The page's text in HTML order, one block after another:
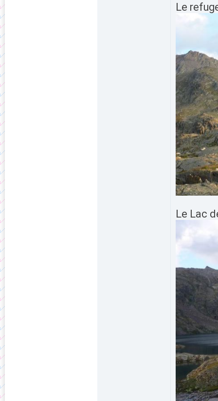
Le
Le Lac